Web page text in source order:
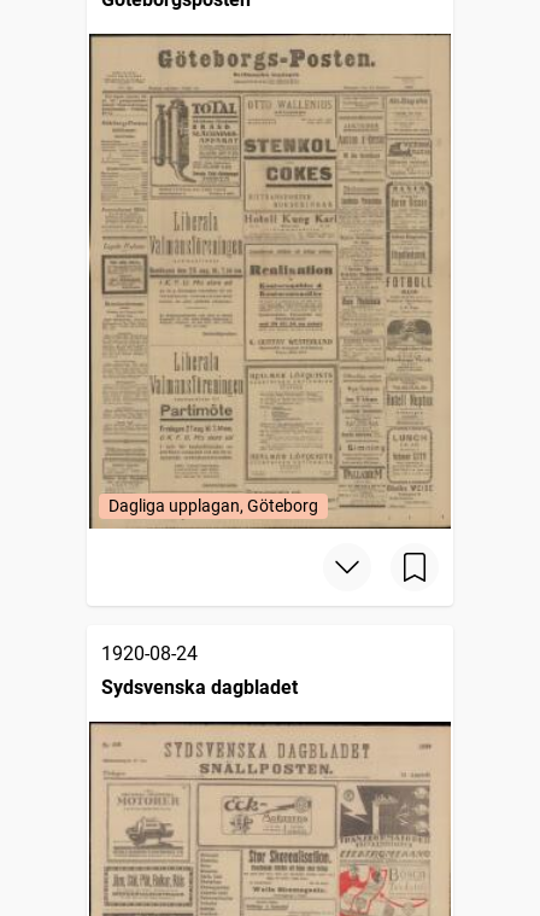
Dagliga upplagan, Göteborg
1920-08-24
Sydsvenska dagbladet